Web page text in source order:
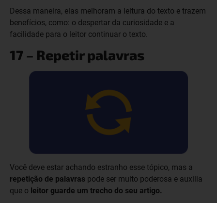
Dessa maneira, elas melhoram a leitura do texto e trazem
benefícios, como: o despertar da curiosidade e a
facilidade para o leitor continuar o texto.
17 – Repetir palavras
Você deve estar achando estranho esse tópico, mas a
repetição de palavras pode ser muito poderosa e auxilia
que o leitor guarde um trecho do seu artigo.